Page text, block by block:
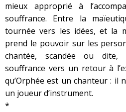
mieux approprié à
souffrance. Entre la
tournée vers les idées, et la
prend le pouvoir sur les
chantée, scandée ou dite,
souffrance vers un retour à
qu’Orphée est un chanteur : il
un joueur d’instrument.
*